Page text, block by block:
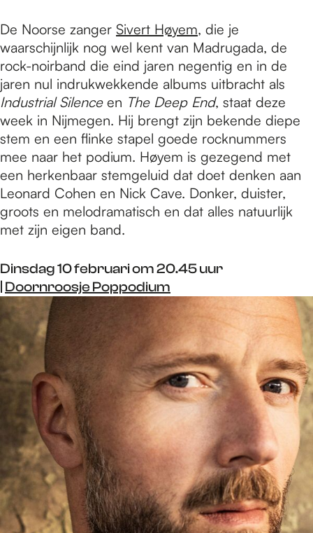
a
g
e
De Noorse zanger Sivert Høyem, die je
waarschijnlijk nog wel kent van Madrugada, de
rock-noirband die eind jaren negentig en in de
jaren nul indrukwekkende albums uitbracht als
Industrial Silenceen The Deep End, staat deze
week in Nijmegen. Hij brengt zijn bekende diepe
stem en een flinke stapel goede rocknummers
mee naar het podium. Høyem is gezegend met
een herkenbaar stemgeluid dat doet denken aan
Leonard Cohen en Nick Cave. Donker, duister,
groots en melodramatisch en dat alles natuurlijk
met zijn eigen band.
Dinsdag 10 februari om 20.45 uur
Doornroosje Poppodium